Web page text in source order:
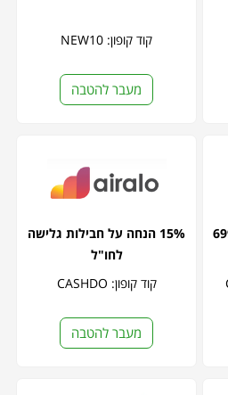
קוד קופון: NEW10
מעבר להטבה
15% הנחה על חבילות גלישה
לחו"ל
קוד קופון: CASHDO
מעבר להטבה